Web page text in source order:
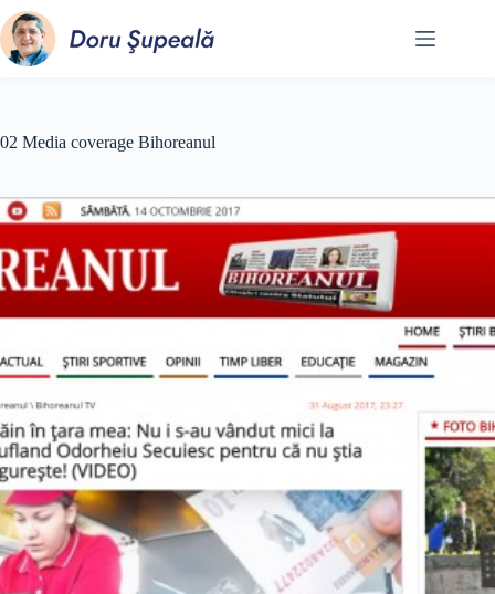
Sari
la
conținut
02 Media coverage Bihoreanul